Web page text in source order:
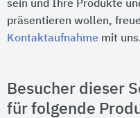
sein und Ihre Produkte
präsentieren wollen,
Kontaktaufnahme mit
Besucher dieser
für folgende